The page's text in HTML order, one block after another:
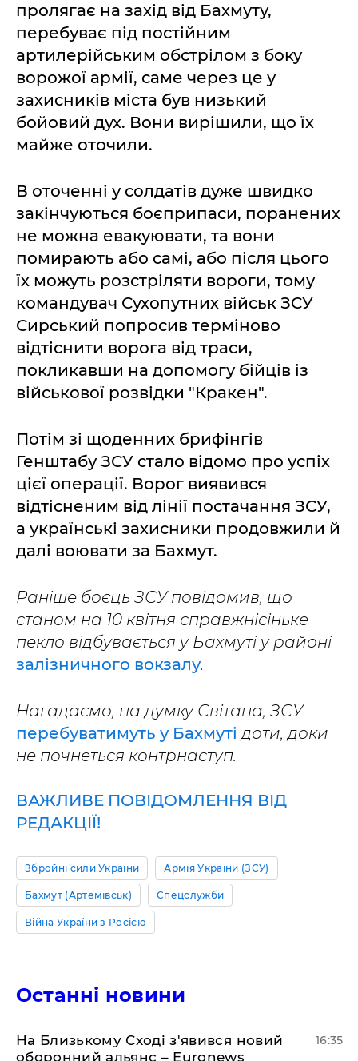
пролягає на захід від Бахмуту,
перебуває під постійним
артилерійським обстрілом з боку
ворожої армії, саме через це у
захисників міста був низький
бойовий дух. Вони вирішили, що їх
майже оточили.
В оточенні у солдатів дуже швидко
закінчуються боєприпаси, поранених
не можна евакуювати, та вони
помирають або самі, або після цього
їх можуть розстріляти вороги, тому
командувач Сухопутних військ ЗСУ
Сирський попросив терміново
відтіснити ворога від траси,
покликавши на допомогу бійців із
військової розвідки "Кракен".
Потім зі щоденних брифінгів
Генштабу ЗСУ стало відомо про успіх
цієї операції. Ворог виявився
відтісненим від лінії постачання ЗСУ,
а українські захисники продовжили й
далі воювати за Бахмут.
Раніше боєць ЗСУ повідомив, що
станом на 10 квітня справжнісіньке
пекло відбувається у Бахмуті у районі
залізничного вокзалу.
Нагадаємо, на думку Світана, ЗСУ
перебуватимуть у Бахмуті доти, доки
не почнеться контрнаступ.
ВАЖЛИВЕ ПОВІДОМЛЕННЯ ВІД
РЕДАКЦІЇ!
Збройні сили України Армія України (ЗСУ)
Бахмут (Артемівськ) Спецслужби
Війна України з Росією
Останні новини
На Близькому Сході з'явився новий
оборонний альянс – Euronews
16:35